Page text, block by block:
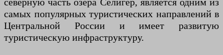
самых популярных туристических направлений в
Центральной России и имеет развитую
туристическую инфраструктуру.